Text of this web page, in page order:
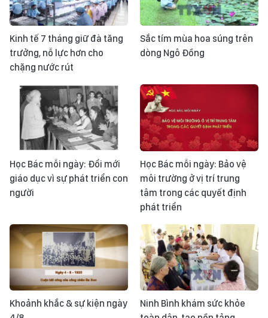
Kinh tế 7 tháng giữ đà tăng
trưởng, nỗ lực hơn cho
chặng nước rút
Sắc tím mùa hoa súng trên
dòng Ngô Đồng
Học Bác mỗi ngày: Đổi mới
giáo dục vì sự phát triển con
người
Học Bác mỗi ngày: Bảo vệ
môi trường ở vị trí trung
tâm trong các quyết định
phát triển
Khoảnh khắc & sự kiện ngày
Ninh Bình khám sức khỏe